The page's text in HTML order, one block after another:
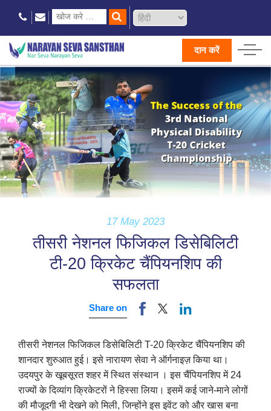
दान करें
17 May 2023
तीसरी नेशनल फिजिकल डिसेबिलिटी
टी-20 क्रिकेट चैंपियनशिप की
सफलता
Share on
तीसरी नेशनल फिजिकल डिसेबिलिटी T-20 क्रिकेट चैंपियनशिप की
शानदार शुरुआत हुई। इसे नारायण सेवा ने ऑर्गनाइज़ किया था।
उदयपुर के खूबसूरत शहर में स्थित संस्थान । इस चैंपियनशिप में 24
राज्यों के दिव्यांग क्रिकेटरों ने हिस्सा लिया। इसमें कई जाने-माने लोगों
की मौजूदगी भी देखने को मिली, जिन्होंने इस इवेंट को और खास बना